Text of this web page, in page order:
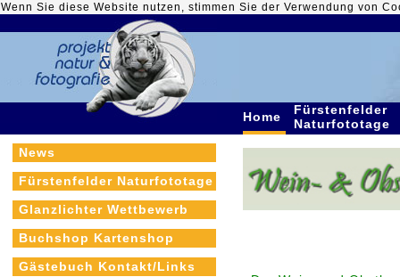
Wenn Sie diese Website nutzen, stimmen Sie der Verwendung von
Home
Fürstenfelder
Naturfototage
News
Fürstenfelder Naturfototage
Glanzlichter Wettbewerb
Buchshop Kartenshop
Gästebuch Kontakt/Links